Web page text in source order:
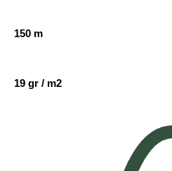
150 m
19 gr / m2